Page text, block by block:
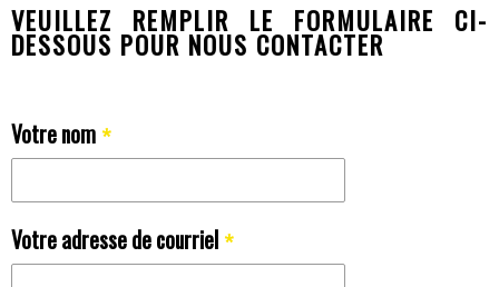
VEUILLEZ REMPLIR LE FORMULAIRE CI-
DESSOUS POUR NOUS CONTACTER
Votre nom *
Votre adresse de courriel *